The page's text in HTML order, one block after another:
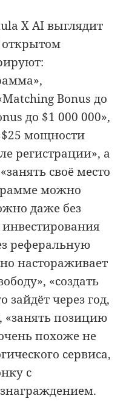
X AI выглядит
открытом
Bonus до
до $1 000 000»,
мощности
регистрации», а
своё место
можно
даже без
реферальную
настораживает
«создать
зайдёт через год,
«занять позицию
похоже не
сервиса,
с